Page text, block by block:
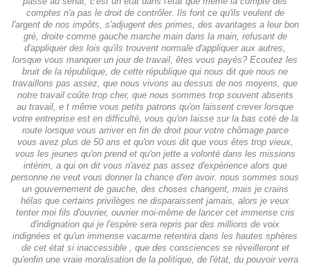
comptes n'a pas le droit de contrôler. Ils font ce qu'ils veulent de
l'argent de nos impôts, s'adjugent des primes, des avantages a leur bon
gré, droite comme gauche marche main dans la main, refusant de
d'appliquer des lois qu'ils trouvent normale d'appliquer aux autres,
lorsque vous manquer un jour de travail, êtes vous payés? Ecoutez les
bruit de la république, de cette république qui nous dit que nous ne
travaillons pas assez, que nous vivons au dessus de nos moyens, que
notre travail coûte trop cher, que nous sommes trop souvent absents
au travail, e t même vous petits patrons qu'on laissent crever lorsque
votre entreprise est en difficulté, vous qu'on laisse sur la bas coté de la
route lorsque vous arriver en fin de droit pour votre chômage parce
vous avez plus de 50 ans et qu'on vous dit que vous êtes trop vieux,
vous les jeunes qu'on prend et qu'on jette a volonté dans les missions
intérim, a qui on dit vous n'avez pas assez d'expérience alors que
personne ne veut vous donner la chance d'en avoir. nous sommes sous
un gouvernement de gauche, des choses changent, mais je crains
hélas que certains privilèges ne disparaissent jamais, alors je veux
tenter moi fils d'ouvrier, ouvrier moi-même de lancer cet immense cris
d'indignation qui je l'espère sera repris par des millions de voix
indignées et qu'un immense vacarme retentira dans les hautes sphères
de cet état si inaccessible , que des consciences se réveilleront et
qu'enfin une vraie moralisation de la politique, de l'état, du pouvoir verra